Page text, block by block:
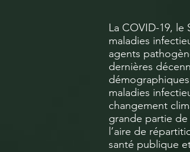
La COVID-19, le
maladies
agents
dernières
maladies
changement
grande partie de
l’aire de
santé publique